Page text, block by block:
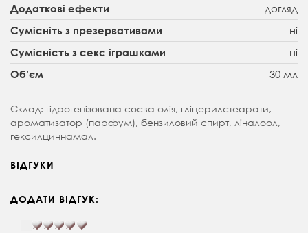
Додаткові ефекти догляд
Сумісніть з презервативами ні
Сумісність з секс іграшками ні
Об’єм 30 мл
Склад: гідрогенізована соєва олія, гліцерилстеарати,
ароматизатор (парфум), бензиловий спирт, ліналоол,
гексилциннамал.
ВІДГУКИ
ДОДАТИ ВІДГУК: